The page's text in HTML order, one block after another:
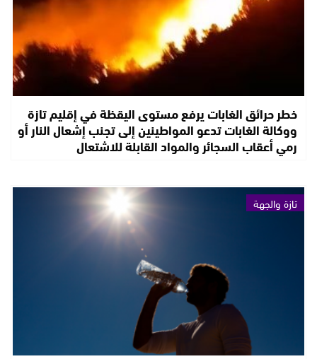
خطر حرائق الغابات يرفع مستوى اليقظة في إقليم تازة
ووكالة الغابات تدعو المواطينين إلى تجنب إشعال النار أو
رمي أعقاب السجائر والمواد القابلة للاشتعال
تازة والجهة